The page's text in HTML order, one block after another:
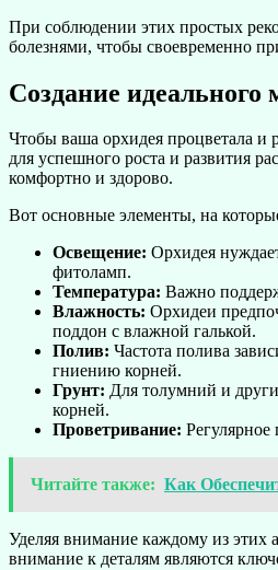
При соблюдении этих простых
болезнями, чтобы своевременно
Создание идеального
Чтобы ваша орхидея процветала и
для успешного роста и развития
комфортно и здорово.
Вот основные элементы, на
Освещение: Орхидея
фитоламп.
Температура: Важно
Влажность: Орхидеи
поддон с влажной галькой.
Полив: Частота полива
гниению корней.
Грунт: Для толумний и
корней.
Проветривание: Регулярное
Читайте также: Как
Уделяя внимание каждому из этих
внимание к деталям являются